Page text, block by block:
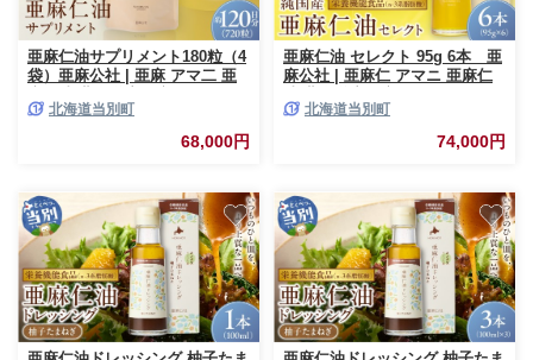
亜麻仁油サプリメント180粒（4
袋）亜麻公社 | 亜麻 アマ二 亜
北海道当別町
68,000円
亜麻仁油 セレクト 95g 6本 亜
麻公社 | 亜麻仁 アマニ 亜麻仁
北海道当別町
74,000円